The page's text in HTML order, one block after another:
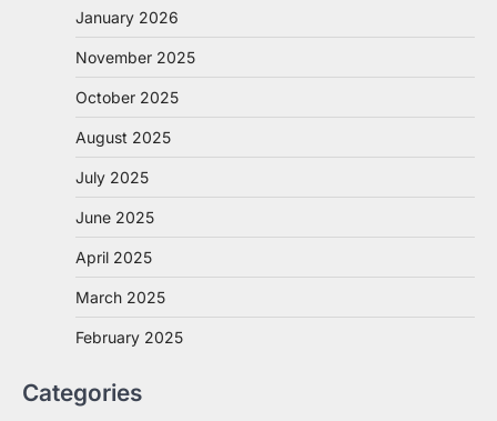
January 2026
November 2025
October 2025
August 2025
July 2025
June 2025
April 2025
March 2025
February 2025
Categories